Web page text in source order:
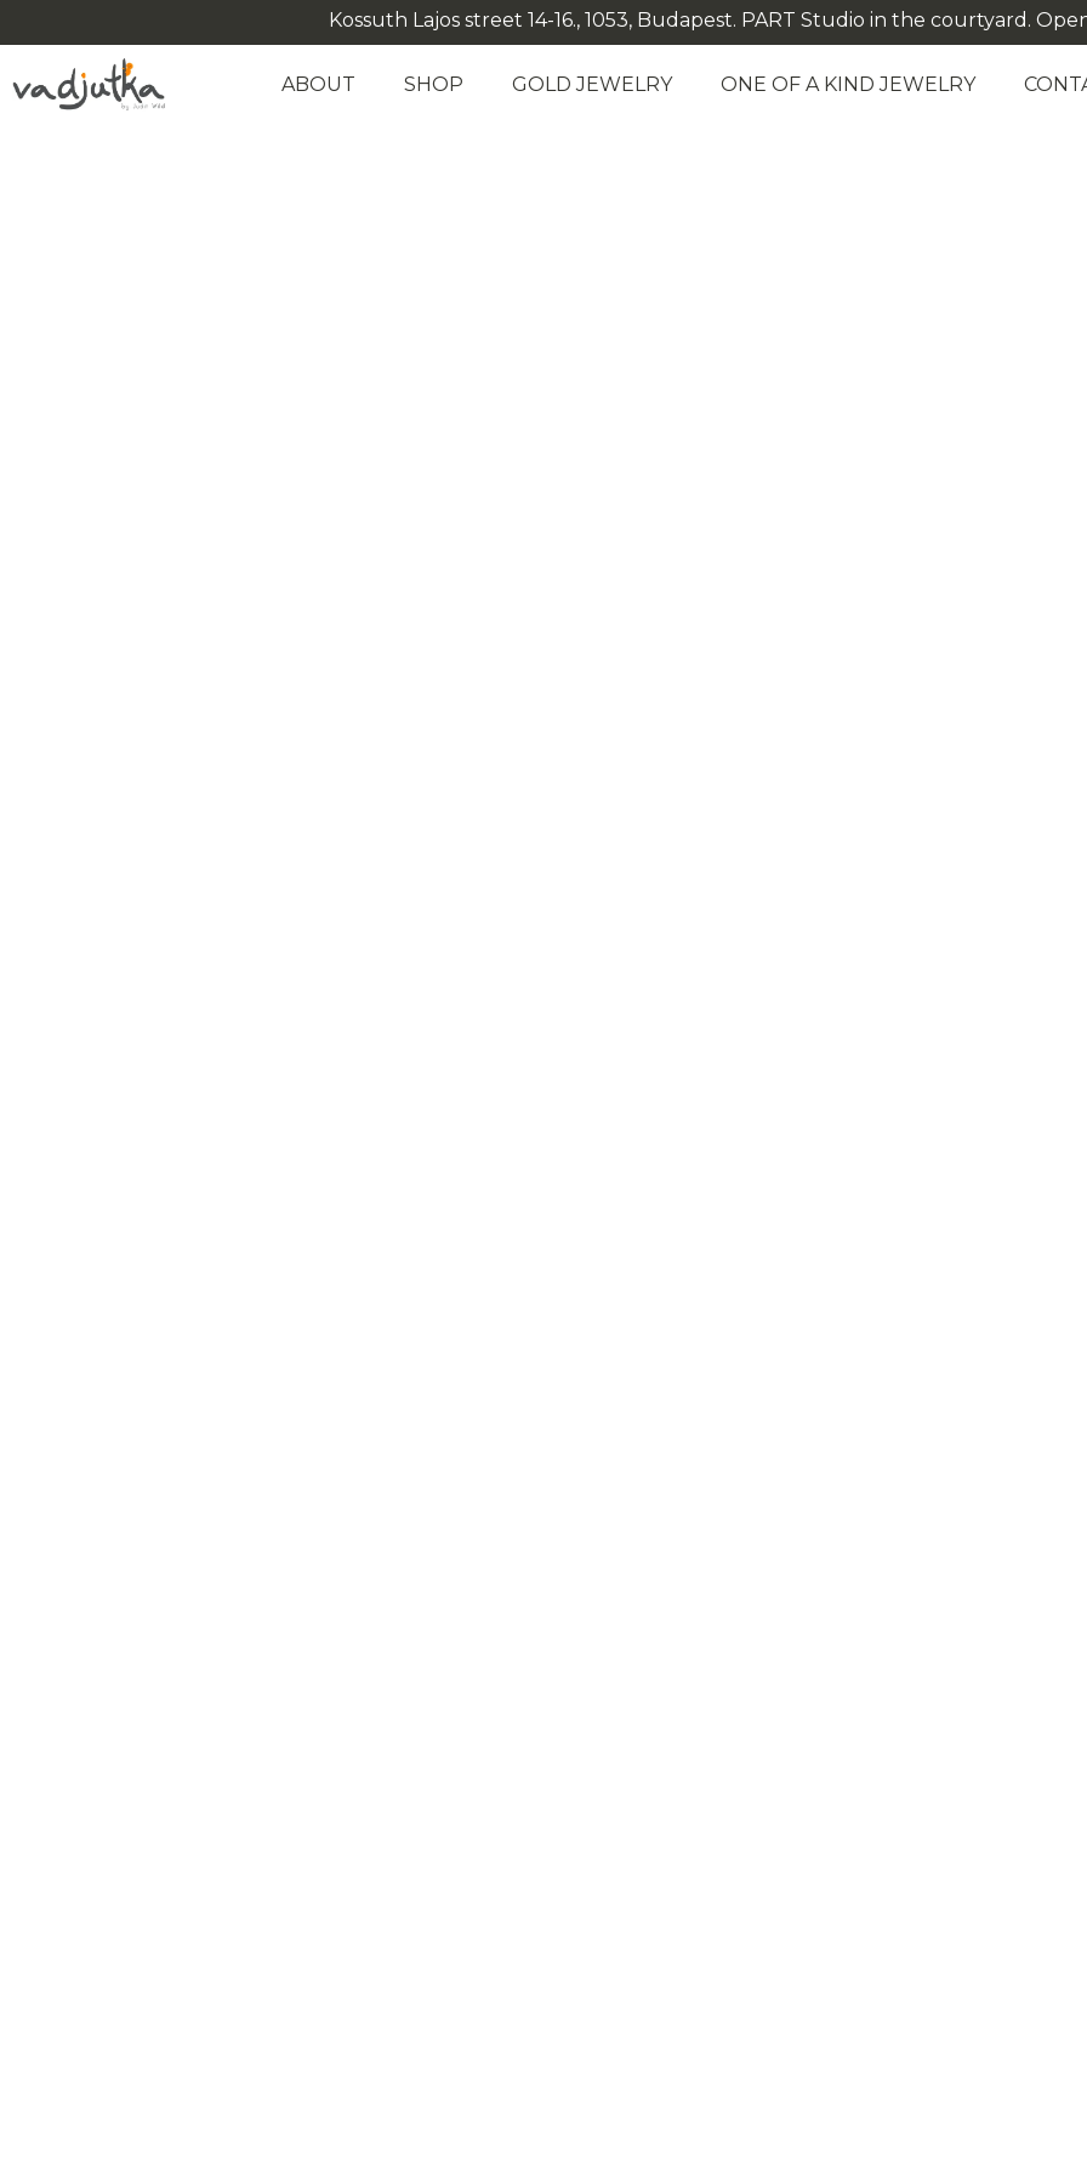
Kossuth Lajos street 14-16., 1053, Budapest. PART Studio in the courtyard. Open:
ABOUT SHOP GOLD JEWELRY ONE OF A KIND JEWELRY